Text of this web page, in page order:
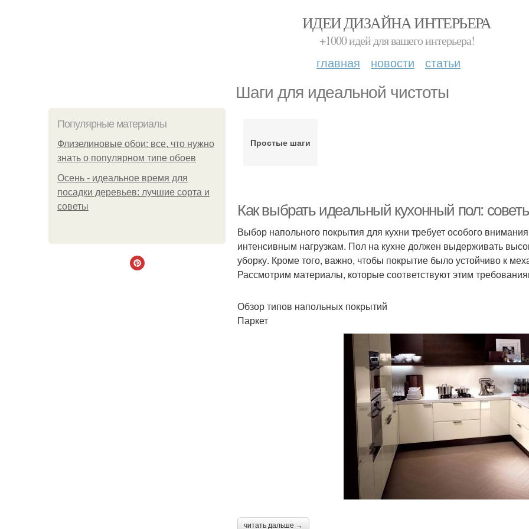
ИДЕИ ДИЗАЙНА ИНТЕРЬЕРА
+1000 идей для вашего интерьера!
главная новости статьи
Шаги для идеальной чистоты
Популярные материалы
Флизелиновые обои: все, что нужно
знать о популярном типе обоев
Осень - идеальное время для
посадки деревьев: лучшие сорта и
советы
Простые шаги
Как выбрать идеальный кухонный пол:
Выбор напольного покрытия для кухни требует особого
интенсивным нагрузкам. Пол на кухне должен выдерживать
уборку. Кроме того, важно, чтобы покрытие было устойчиво к
Рассмотрим материалы, которые соответствуют этим
Обзор типов напольных покрытий
Паркет
читать дальше →